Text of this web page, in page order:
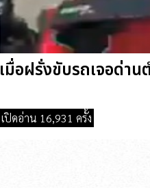
เมื่อฝรั่งขับรถเจอด่าน
เปิดอ่าน 16,931 ครั้ง